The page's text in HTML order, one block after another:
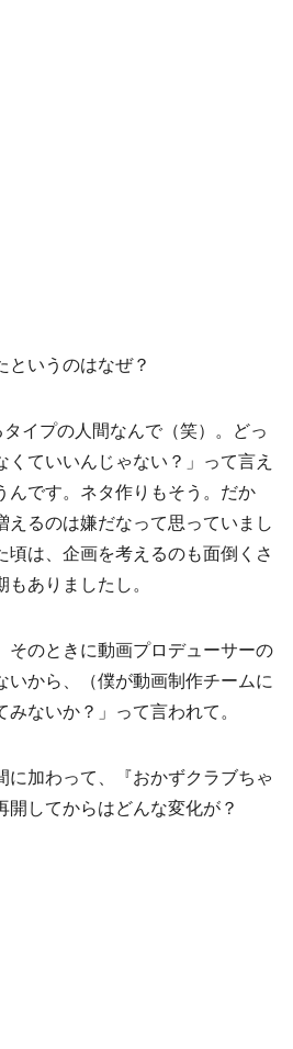
というのはなぜ？
イプの人間なんで（笑）。どっ
ていいんじゃない？」って言え
んです。ネタ作りもそう。だか
えるのは嫌だなって思っていまし
頃は、企画を考えるのも面倒くさ
ありましたし。
そのときに動画プロデューサーの
いから、（僕が動画制作チームに
ないか？」って言われて。
に加わって、『おかずクラブちゃ
してからはどんな変化が？